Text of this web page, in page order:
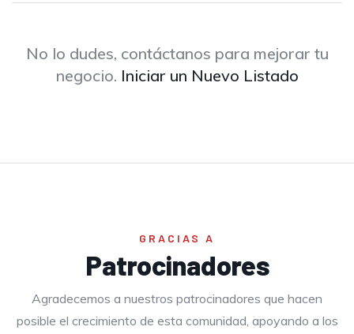
No lo dudes, contáctanos para mejorar tu
negocio. Iniciar un Nuevo Listado
GRACIAS A
Patrocinadores
Agradecemos a nuestros patrocinadores que hacen
posible el crecimiento de esta comunidad, apoyando a los